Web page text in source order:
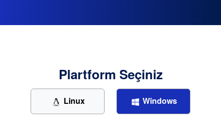
Plartform Seçiniz
Linux Windows